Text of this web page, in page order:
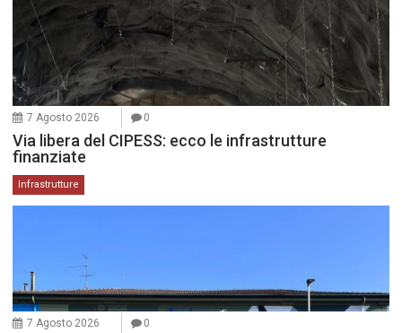
7 Agosto 2026 0
Via libera del CIPESS: ecco le infrastrutture
finanziate
Infrastrutture
7 Agosto 2026 0